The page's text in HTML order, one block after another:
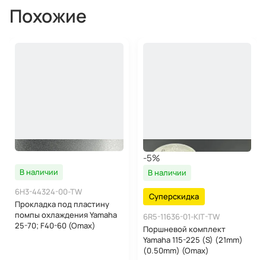
Похожие
В наличии
6H3-44324-00-TW
Прокладка под пластину
помпы охлаждения Yamaha
25-70; F40-60 (Omax)
-5%
В наличии
Суперскидка
6R5-11636-01-KIT-TW
Поршневой комплект
Yamaha 115-225 (S) (21mm)
(0.50mm) (Omax)